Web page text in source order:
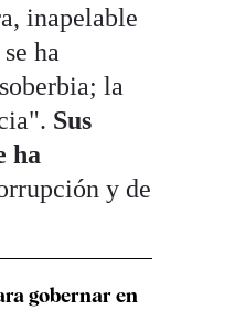
inapelable
ha
la
Sus
ha
y de
gobernar en